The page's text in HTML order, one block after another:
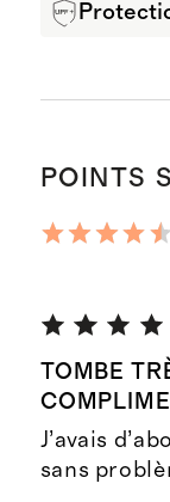
POINTS
TOMBE
J’avais
sans